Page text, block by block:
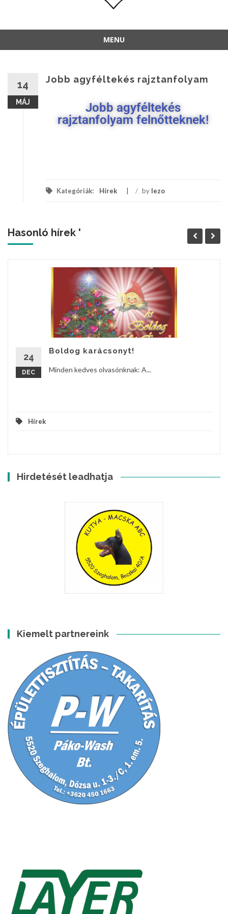
MENU
14
MÁJ
Jobb agyféltekés rajztanfolyam
Jobb agyféltekés
rajztanfolyam felnőtteknek!
Kategóriák: Hírek / by lezo
Hasonló hírek '
24
DEC
Boldog karácsonyt!
Minden kedves olvasónknak: A...
Hírek
Hirdetését leadhatja
Kiemelt partnereink